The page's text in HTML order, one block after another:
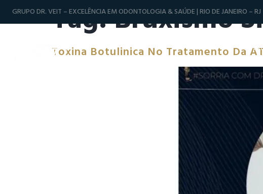
GRUPO DR. VEIT – EXCELÊNCIA EM ODONTOLOGIA & SAÚDE | RIO DE JANEIRO – RJ
Tag:Bruxismo
Toxina Botulinica No Tratamento Da